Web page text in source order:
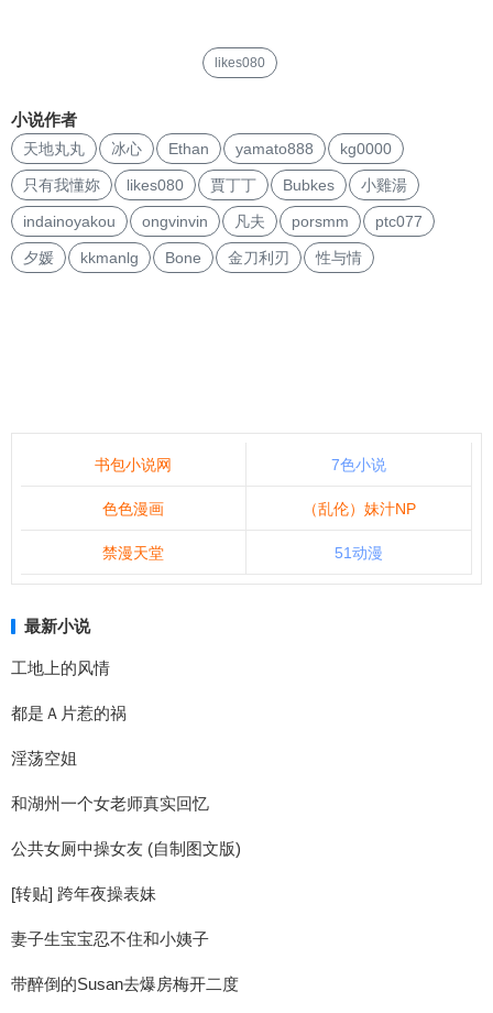
likes080
小说作者
天地丸丸 冰心 Ethan yamato888 kg0000
只有我懂妳 likes080 賈丁丁 Bubkes 小雞湯
indainoyakou ongvinvin 凡夫 porsmm ptc077
夕媛 kkmanlg Bone 金刀利刃 性与情
书包小说网 7色小说
色色漫画 （乱伦）妹汁NP
禁漫天堂 51动漫
最新小说
工地上的风情
都是Ａ片惹的祸
淫荡空姐
和湖州一个女老师真实回忆
公共女厕中操女友 (自制图文版)
[转贴] 跨年夜操表妹
妻子生宝宝忍不住和小姨子
带醉倒的Susan去爆房梅开二度